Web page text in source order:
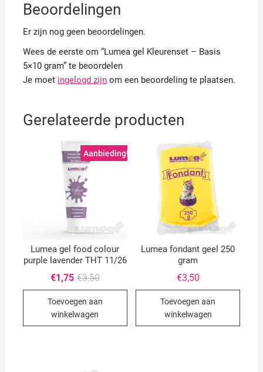
Beoordelingen
Er zijn nog geen beoordelingen.
Wees de eerste om “Lumea gel Kleurenset – Basis
5×10 gram” te beoordelen
Je moet ingelogd zijnom een beoordeling te plaatsen.
Gerelateerde producten
Aanbieding!
Lumea gel food colour
purple lavender THT 11/26
€3,50Oorspronkelijke
€3,50.
€1,75
Huidige
€1,75.
Toevoegen aan
winkelwagen
Lumea fondant geel 250
gram
€3,50
Toevoegen aan
winkelwagen